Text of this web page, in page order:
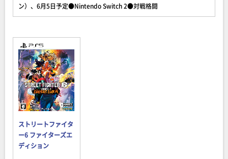
ン）、6月5日予定●Nintendo Switch 2●対戦格闘
ストリートファイタ
ー6 ファイターズエ
ディション